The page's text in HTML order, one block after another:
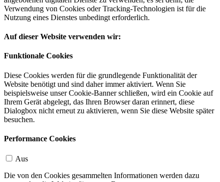
Verwendung von Cookies oder Tracking-Technologien ist für die
Nutzung eines Dienstes unbedingt erforderlich.
Auf dieser Website verwenden wir:
Funktionale Cookies
Diese Cookies werden für die grundlegende Funktionalität der
Website benötigt und sind daher immer aktiviert. Wenn Sie
beispielsweise unser Cookie-Banner schließen, wird ein Cookie auf
Ihrem Gerät abgelegt, das Ihren Browser daran erinnert, diese
Dialogbox nicht erneut zu aktivieren, wenn Sie diese Website später
besuchen.
Performance Cookies
Aus
Die von den Cookies gesammelten Informationen werden dazu